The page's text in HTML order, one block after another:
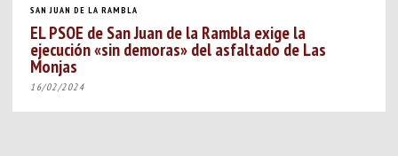
SAN JUAN DE LA RAMBLA
EL PSOE de San Juan de la Rambla exige la
ejecución «sin demoras» del asfaltado de Las
Monjas
16/02/2024